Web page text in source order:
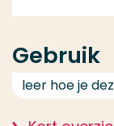
Gebruik
leer hoe je